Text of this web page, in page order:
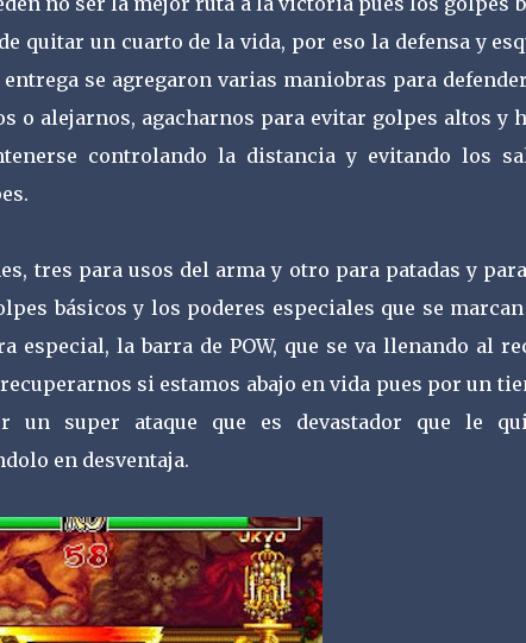
quitar un cuarto de la vida, por eso la defensa y
entrega se agregaron varias maniobras para
o alejarnos, agacharnos para evitar golpes altos y
controlando la distancia y evitando los
tres para usos del arma y otro para patadas y
básicos y los poderes especiales que se
especial, la barra de POW, que se va llenando al
si estamos abajo en vida pues por un
un super ataque que es devastador que le
en desventaja.